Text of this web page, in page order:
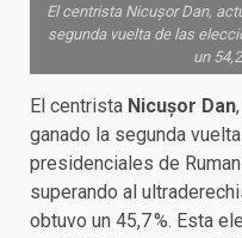
El centrista Nicușor Dan,
segunda vuelta de las
un
El centrista Nicușor Dan
ganado la segunda
presidenciales de
superando al
obtuvo un 45,7 %. Esta